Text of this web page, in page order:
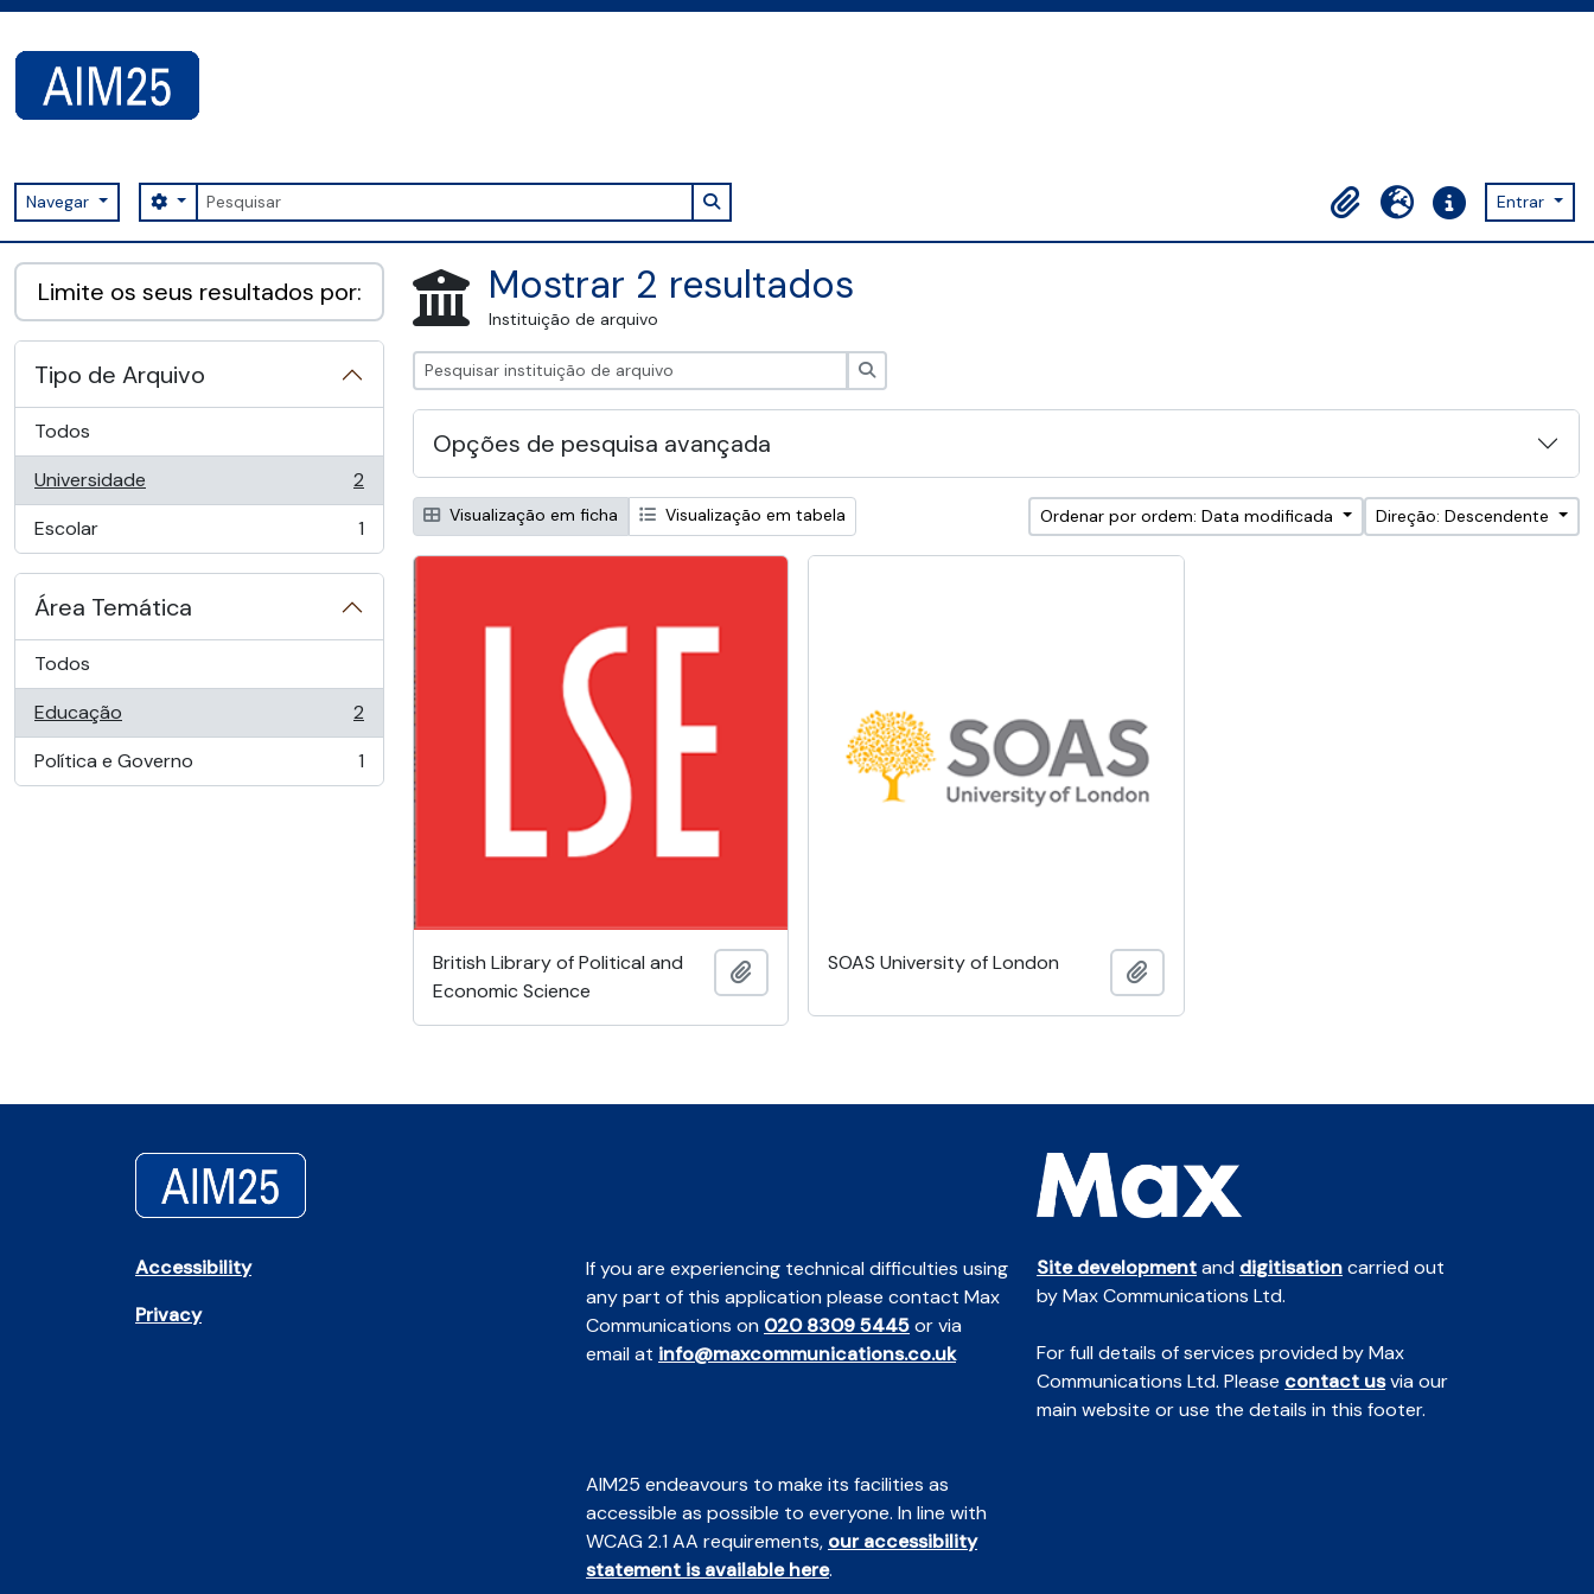
Navegar Pesquisar
Search options Search in browse page
Área de transferência
Idioma Ligações rápidas
Entrar
AIM25 - AtoM 2.8.2
Limite os seus resultados por:
Tipo de Arquivo
Todos
Universidade
, 2 resultados
2
Escolar
, 1 resultados 1
Área Temática
Todos
Educação
, 2 resultados
2
Política e Governo
, 1 resultados 1
Mostrar 2 resultados
Instituição de arquivo
Opções de pesquisa avançada
Visualização em ficha Visualização em tabela Ordenar por ordem: Data modificada Direção: Descendente
British Library of Political and
Economic Science
Adicionar à área de transferência
SOAS University of London Adicionar à área de transferência
Accessibility
Privacy
If you are experiencing technical difficulties using
any part of this application please contact Max
Communications on 020 8309 5445or via
email at info@maxcommunications.co.uk
AIM25 endeavours to make its facilities as
accessible as possible to everyone. In line with
WCAG 2.1 AA requirements, our accessibility
statement is available here.
Site developmentand digitisationcarried out
by Max Communications Ltd.
For full details of services provided by Max
Communications Ltd. Please contact usvia our
main website or use the details in this footer.